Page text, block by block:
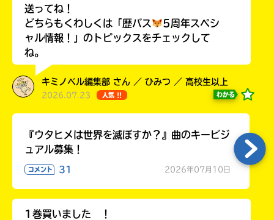
送ってね！
どちらもくわしくは「歴バス
5周年スペシ
ャル情報！」のトピックスをチェックして
ね。
キミノベル編集部 さん ／ ひみつ ／ 高校生以上
2026.07.23 人気 !! わかる
『ウタヒメは世界を滅ぼすか？』曲のキービジ
ュアル募集！
コメント 31 2026年07月10日
1巻買いました ！
入
に
が